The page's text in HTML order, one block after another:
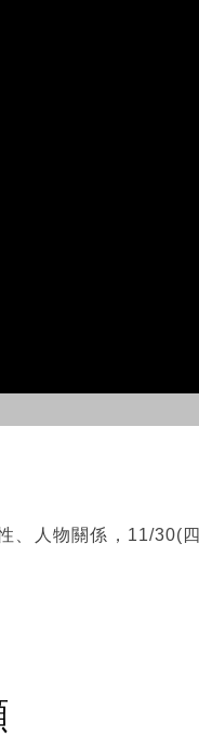
、人物關係，11/30(